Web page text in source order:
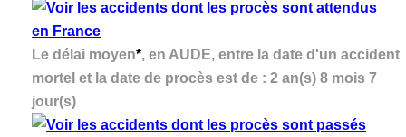
Le délai moyen*, en AUDE, entre la date d'un accident
mortel et la date de procès est de : 2 an(s) 8 mois 7
jour(s)